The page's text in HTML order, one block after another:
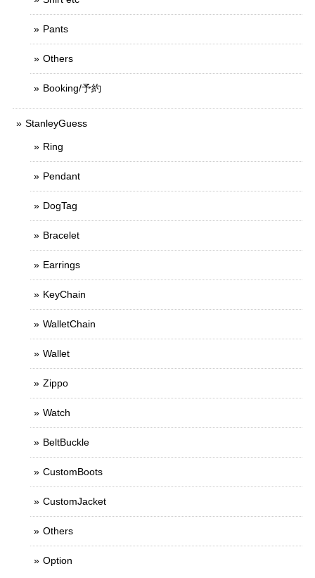
Pants
Others
Booking/予約
StanleyGuess
Ring
Pendant
DogTag
Bracelet
Earrings
KeyChain
WalletChain
Wallet
Zippo
Watch
BeltBuckle
CustomBoots
CustomJacket
Others
Option